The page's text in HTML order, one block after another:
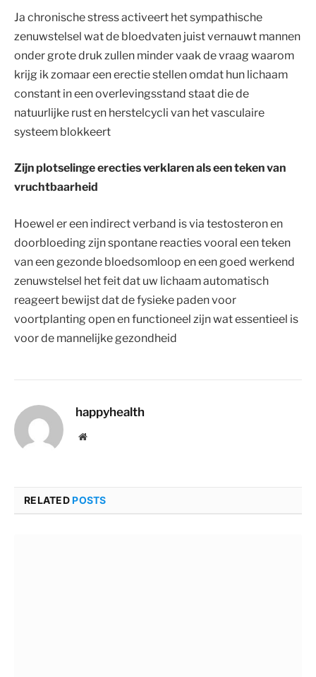
Ja chronische stress activeert het sympathische
zenuwstelsel wat de bloedvaten juist vernauwt mannen
onder grote druk zullen minder vaak de vraag waarom
krijg ik zomaar een erectie stellen omdat hun lichaam
constant in een overlevingsstand staat die de
natuurlijke rust en herstelcycli van het vasculaire
systeem blokkeert
Zijn plotselinge erecties verklaren als een teken van
vruchtbaarheid
Hoewel er een indirect verband is via testosteron en
doorbloeding zijn spontane reacties vooral een teken
van een gezonde bloedsomloop en een goed werkend
zenuwstelsel het feit dat uw lichaam automatisch
reageert bewijst dat de fysieke paden voor
voortplanting open en functioneel zijn wat essentieel is
voor de mannelijke gezondheid
happyhealth
Website
RELATED POSTS